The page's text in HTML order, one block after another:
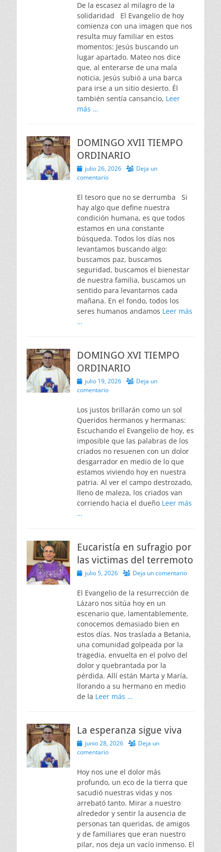
De la escasez al milagro de la
solidaridad El Evangelio de hoy
comienza con una imagen que nos
resulta muy familiar en estos
momentos: Jesús buscando un
lugar apartado. Mateo nos dice
que, al enterarse de una mala
noticia, Jesús subió a una barca
para irse a un sitio desierto. Él
también sentía cansancio, Leer
más …
DOMINGO XVII TIEMPO
ORDINARIO
Publicado
el
julio 26, 2026
Deja un
comentario
El tesoro que no se derrumba Si
hay algo que define nuestra
condición humana, es que todos
estamos en una constante
búsqueda. Todos los días nos
levantamos buscando algo:
buscamos paz, buscamos
seguridad, buscamos el bienestar
de nuestra familia, buscamos un
sentido para levantarnos cada
mañana. En el fondo, todos los
seres humanos andamos Leer más
…
DOMINGO XVI TIEMPO
ORDINARIO
Publicado
el
julio 19, 2026
Deja un
comentario
Los justos brillarán como un sol
Queridos hermanos y hermanas:
Escuchando el Evangelio de hoy, es
imposible que las palabras de los
criados no resuenen con un dolor
desgarrador en medio de lo que
estamos viviendo hoy en nuestra
patria. Al ver el campo destrozado,
lleno de maleza, los criados van
corriendo hacia el dueño Leer más
…
Eucaristía en sufragio por
las victimas del terremoto
Publicado
julio 5, 2026 Deja un comentario
El Evangelio de la resurrección de
Lázaro nos sitúa hoy en un
escenario que, lamentablemente,
conocemos demasiado bien en
estos días. Nos traslada a Betania,
una comunidad golpeada por la
tragedia, envuelta en el polvo del
dolor y quebrantada por la
pérdida. Allí están Marta y María,
llorando a su hermano en medio
de la Leer más …
La esperanza sigue viva
Publicado
el
junio 28, 2026
Deja un
comentario
Hoy nos une el dolor más
profundo, un eco de la tierra que
sacudió nuestras vidas y nos
arrebató tanto. Mirar a nuestro
alrededor y sentir la ausencia de
personas tan queridas, de amigos
y de familiares que eran nuestro
pilar, nos deja un vacío inmenso. El